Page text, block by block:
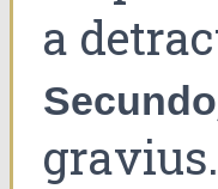
a
Secundo
gravius.